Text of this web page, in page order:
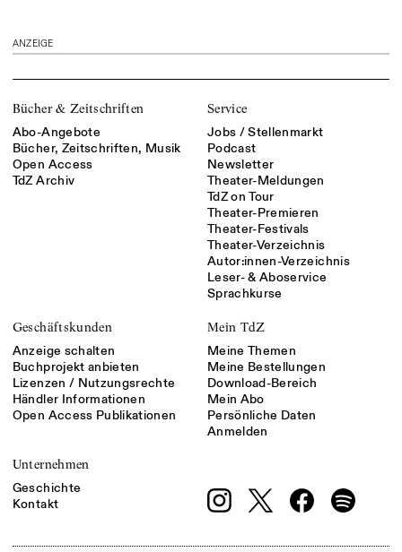
ANZEIGE
Bücher & Zeitschriften
Abo-Angebote
Bücher, Zeitschriften, Musik
Open Access
TdZ Archiv
Service
Jobs / Stellenmarkt
Podcast
Newsletter
Theater-Meldungen
TdZ on Tour
Theater-Premieren
Theater-Festivals
Theater-Verzeichnis
Autor:innen-Verzeichnis
Leser- & Aboservice
Sprachkurse
Geschäftskunden
Anzeige schalten
Buchprojekt anbieten
Lizenzen / Nutzungsrechte
Händler Informationen
Open Access Publikationen
Mein TdZ
Meine Themen
Meine Bestellungen
Download-Bereich
Mein Abo
Persönliche Daten
Anmelden
Unternehmen
Geschichte
Kontakt